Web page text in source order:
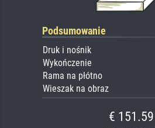
Podsumowanie
Druk i nośnik
Wykończenie
Rama na płótno
Wieszak na obraz
€ 151.59